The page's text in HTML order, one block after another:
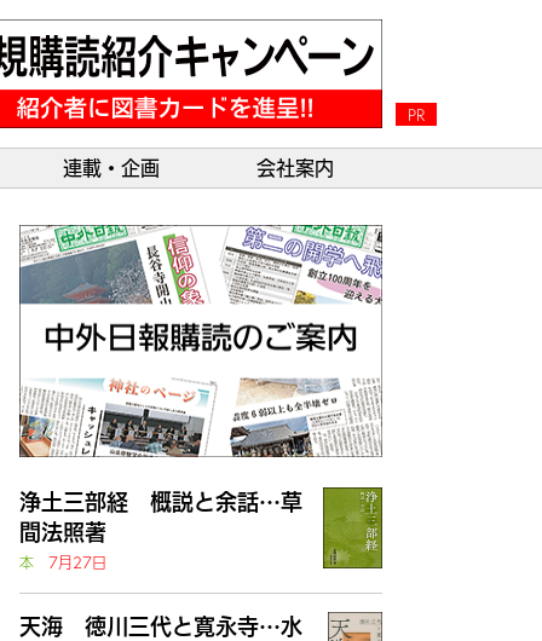
PR
連載・企画 会社案内
浄土三部経 概説と余話…草
間法照著
本
7月27日
天海 徳川三代と寛永寺…水